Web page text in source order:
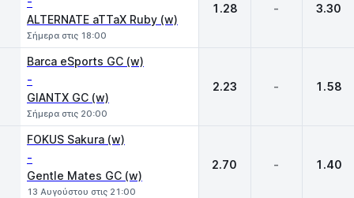
ALTERNATE aTTaX Ruby (w)
Σήμερα στις 18:00
1.28 - 3.30
Barca eSports GC (w)
-
GIANTX GC (w)
Σήμερα στις 20:00
2.23 - 1.58
FOKUS Sakura (w)
-
Gentle Mates GC (w)
13 Αυγούστου στις 21:00
2.70 - 1.40